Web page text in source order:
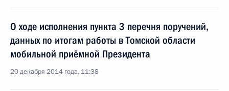
О ходе исполнения пункта 3 перечня поручений,
данных по итогам работы в Томской области
мобильной приёмной Президента
20 декабря 2014 года, 11:38